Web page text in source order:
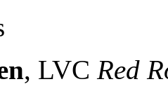
, LVC Red